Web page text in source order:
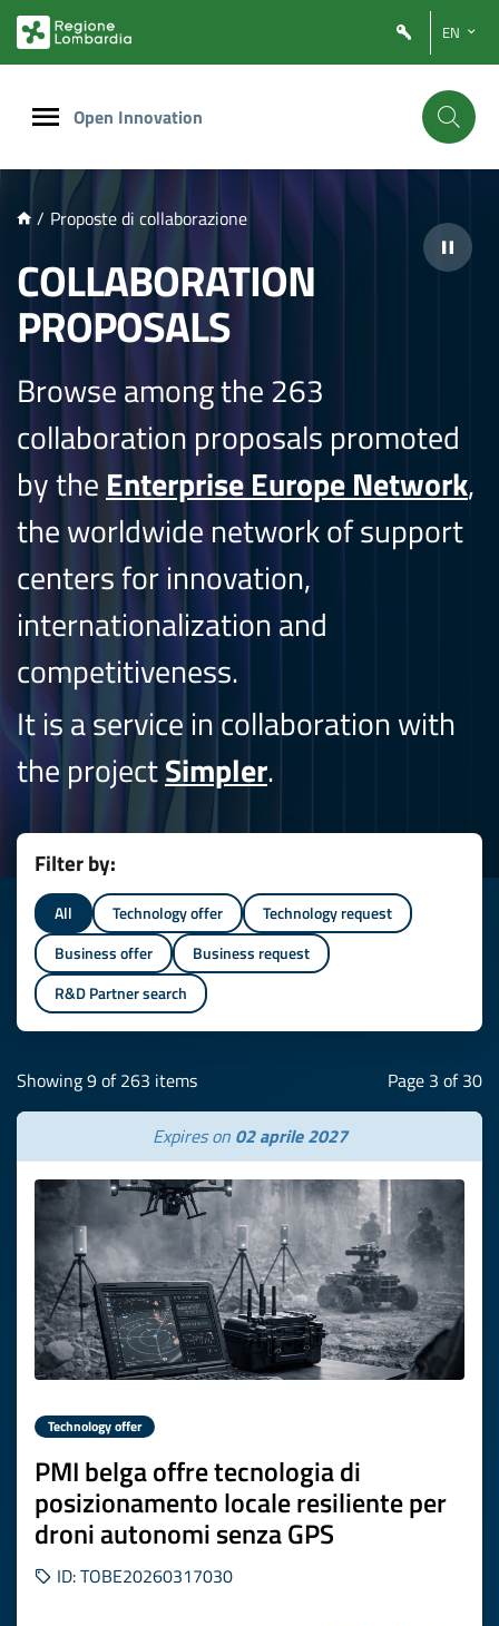
PRINCIPALE
EN
Open Innovation
/ Proposte di collaborazione
COLLABORATION
PROPOSALS
Browse among the 263
collaboration proposals promoted
by the Enterprise Europe Network,
the worldwide network of support
centers for innovation,
internationalization and
competitiveness.
It is a service in collaboration with
the projectSimpler.
Filter by:
All Technology offer
Technology request
Business offer
Business request
R&D Partner search
Showing 9 of 263 items Page 3 of 30
Expires on 02 aprile 2027
Technology offer
PMI belga offre tecnologia di
posizionamento locale resiliente per
droni autonomi senza GPS
ID: TOBE20260317030